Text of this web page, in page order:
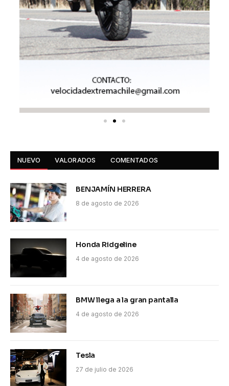
NUEVO VALORADOS COMENTADOS
BENJAMÍN HERRERA
8 de agosto de 2026
Honda Ridgeline
4 de agosto de 2026
BMW llega a la gran pantalla
4 de agosto de 2026
Tesla
27 de julio de 2026